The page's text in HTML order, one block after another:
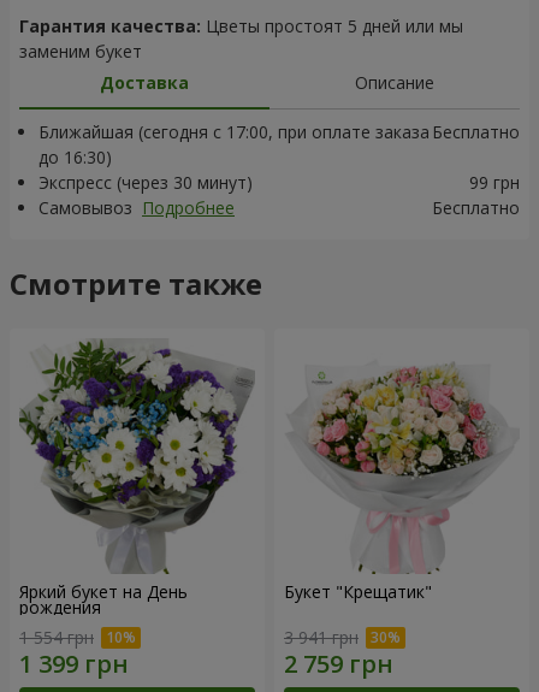
Гарантия качества: Цветы простоят 5 дней или мы
заменим букет
Доставка
Описание
Ближайшая (сегодня с 17:00, при оплате заказа
до 16:30)
Бесплатно
Экспресс (через 30 минут)
99 грн
Самовывоз Подробнее Бесплатно
Смотрите также
Яркий букет на День
рождения
1 554 грн
Букет "Крещатик"
3 941 грн